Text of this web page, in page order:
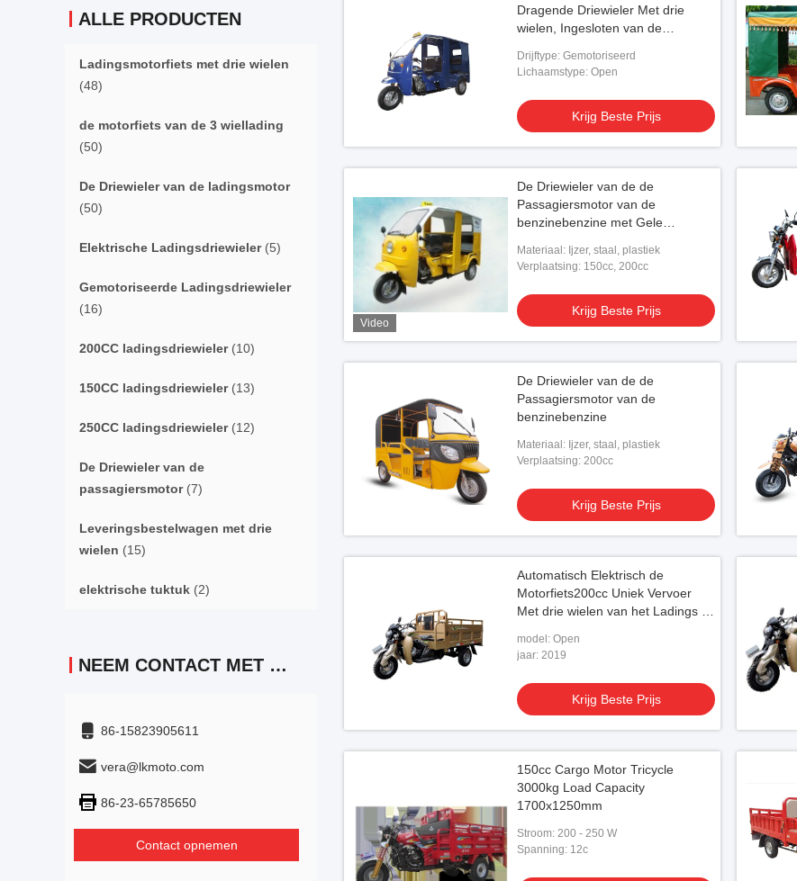
ALLE PRODUCTEN
Ladingsmotorfiets met drie wielen
(48)
de motorfiets van de 3 wiellading
(50)
De Driewieler van de ladingsmotor
(50)
Elektrische Ladingsdriewieler(5)
Gemotoriseerde Ladingsdriewieler
(16)
200CC ladingsdriewieler(10)
150CC ladingsdriewieler(13)
250CC ladingsdriewieler(12)
De Driewieler van de
passagiersmotor(7)
Leveringsbestelwagen met drie
wielen (15)
elektrische tuktuk (2)
NEEM CONTACT MET ONS OP
86-15823905611
vera@lkmoto.com
86-23-65785650
Contact opnemen
Dragende Driewieler Met drie
wielen, Ingesloten van de
Drijftype: Gemotoriseerd
Lichaamstype: Open
Krijg Beste Prijs
Video
De Driewieler van de de
Passagiersmotor van de
benzinebenzine met Gele
Materiaal: Ijzer, staal, plastiek
Verplaatsing: 150cc, 200cc
Krijg Beste Prijs
De Driewieler van de de
Passagiersmotor van de
benzinebenzine
Materiaal: Ijzer, staal, plastiek
Verplaatsing: 200cc
Krijg Beste Prijs
Automatisch Elektrisch de
Motorfiets200cc Uniek Vervoer
Met drie wielen van het Ladings 3
model: Open
jaar: 2019
Krijg Beste Prijs
150cc Cargo Motor Tricycle
3000kg Load Capacity
1700x1250mm
Stroom: 200 - 250 W
Spanning: 12c